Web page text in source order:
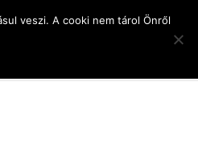
veszi. A cooki nem tárol Önről